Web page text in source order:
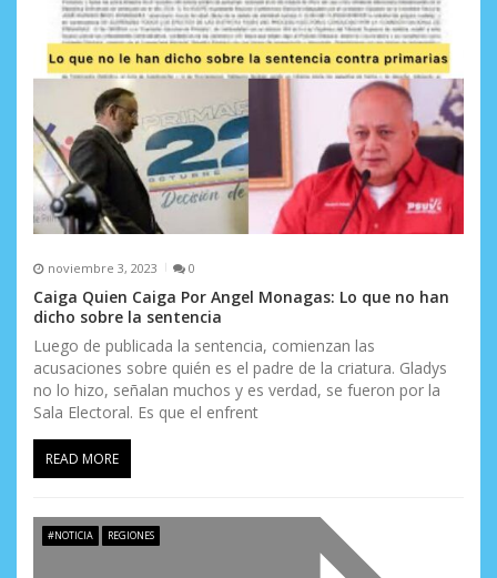
noviembre 3, 2023 0
Caiga Quien Caiga Por Angel Monagas: Lo que no han
dicho sobre la sentencia
Luego de publicada la sentencia, comienzan las
acusaciones sobre quién es el padre de la criatura. Gladys
no lo hizo, señalan muchos y es verdad, se fueron por la
Sala Electoral. Es que el enfrent
READ MORE
#NOTICIA REGIONES